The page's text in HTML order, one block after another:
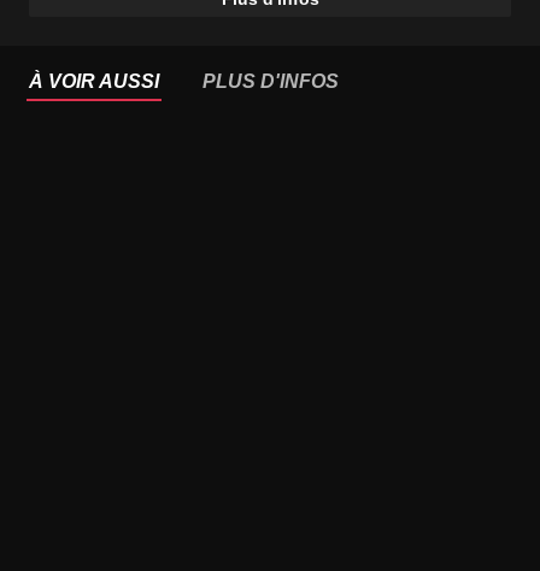
À VOIR AUSSI PLUS D'INFOS